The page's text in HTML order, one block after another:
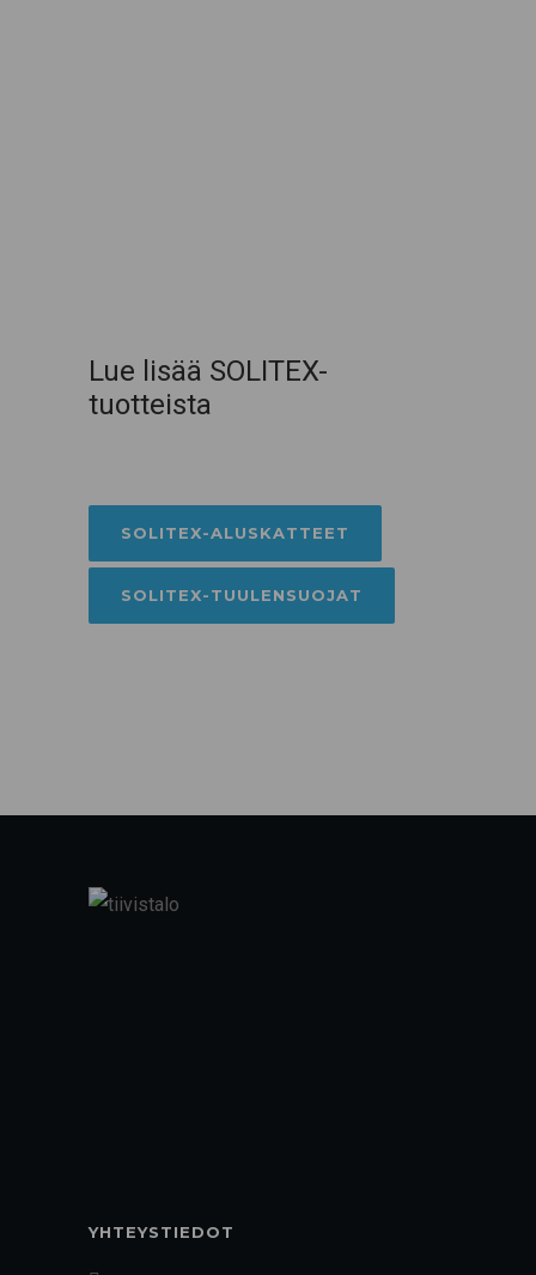
Lue lisää SOLITEX-
tuotteista
SOLITEX-ALUSKATTEET
SOLITEX-TUULENSUOJAT
YHTEYSTIEDOT